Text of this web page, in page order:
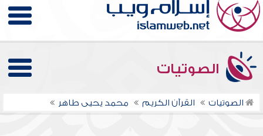
الصوتيات
الصوتيات القرآن الكريم محمد يحيى طاهر